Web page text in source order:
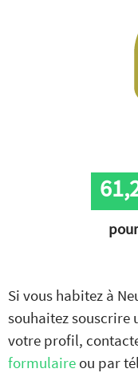
Si vous habitez à
souhaitez souscrire
votre profil,
formulaire ou par